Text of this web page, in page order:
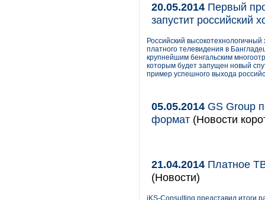
20.05.2014 Первый
запустит российский
Российский высокотехнологичный
платного телевидения в
крупнейшим бенгальским
которым будет запущен новый
пример успешного выхода
05.05.2014 GS Group
формат (Новости
21.04.2014 Платное
(Новости)
iKS-Consulting представил итоги